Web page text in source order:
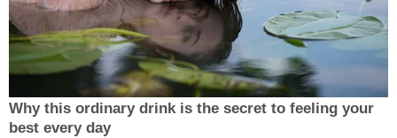
Why this ordinary drink is the secret to feeling your
best every day